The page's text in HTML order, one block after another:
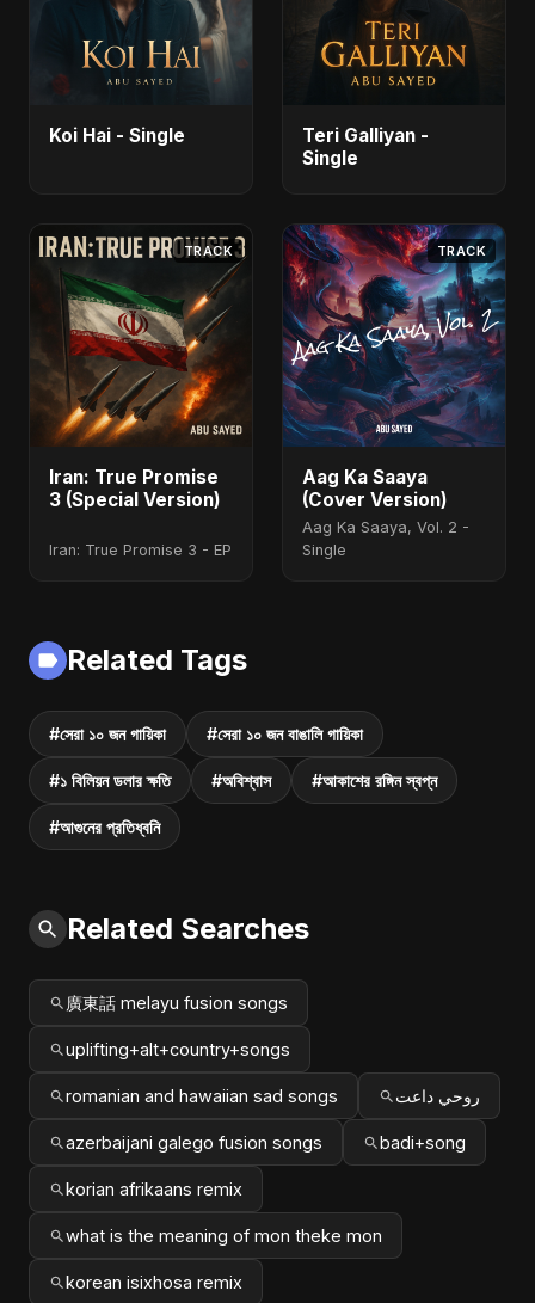
Koi Hai - Single
Teri Galliyan -
Single
TRACK
Iran: True Promise
3 (Special Version)
Iran: True Promise 3 - EP
TRACK
Aag Ka Saaya
(Cover Version)
Aag Ka Saaya, Vol. 2 -
Single
Related Tags
#সেরা ১০ জন গায়িকা #সেরা ১০ জন বাঙালি গায়িকা
#১ বিলিয়ন ডলার ক্ষতি #অবিশ্বাস #আকাশের রঙ্গিন স্বপ্ন
#আগুনের প্রতিধ্বনি
Related Searches
廣東話 melayu fusion songs
uplifting+alt+country+songs
romanian and hawaiian sad songs روحي داعت
azerbaijani galego fusion songs badi+song
korian afrikaans remix
what is the meaning of mon theke mon
korean isixhosa remix